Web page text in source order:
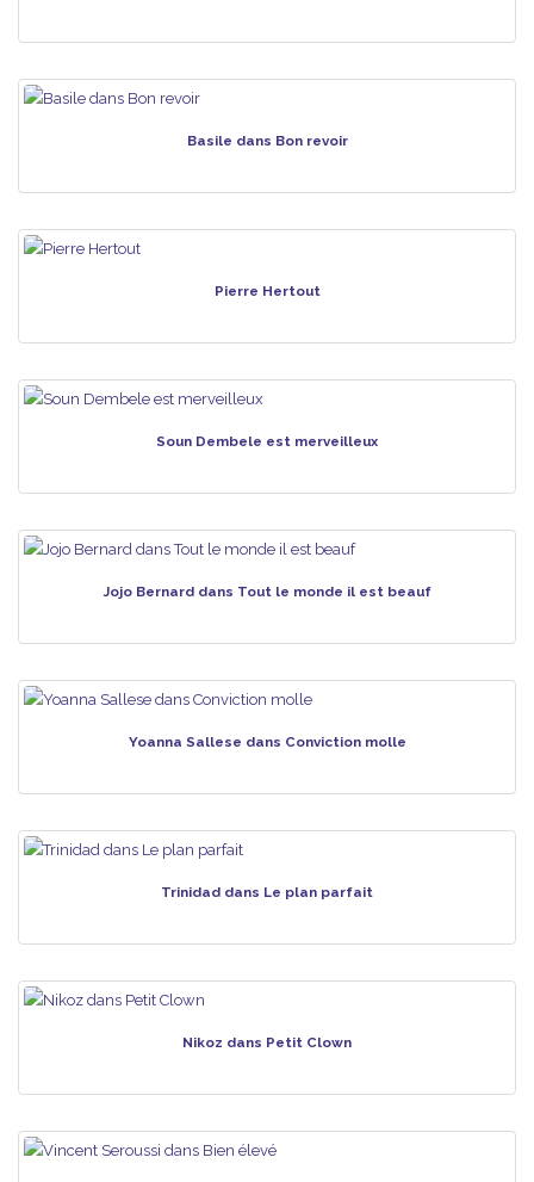
Basile dans Bon revoir
Pierre Hertout
Soun Dembele est merveilleux
Jojo Bernard dans Tout le monde il est beauf
Yoanna Sallese dans Conviction molle
Trinidad dans Le plan parfait
Nikoz dans Petit Clown